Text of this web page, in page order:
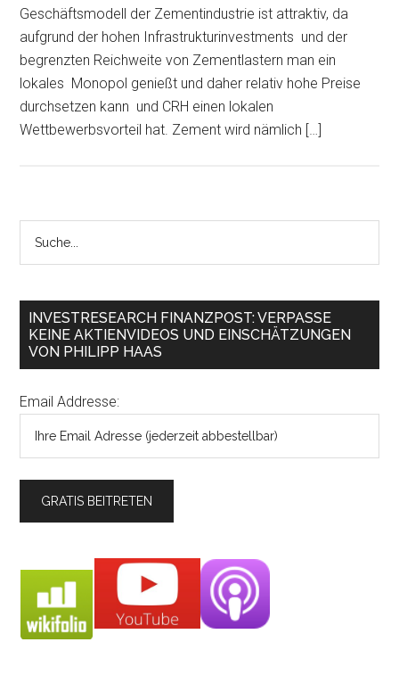
Geschäftsmodell der Zementindustrie ist attraktiv, da
aufgrund der hohen Infrastrukturinvestments und der
begrenzten Reichweite von Zementlastern man ein
lokales Monopol genießt und daher relativ hohe Preise
durchsetzen kann und CRH einen lokalen
Wettbewerbsvorteil hat. Zement wird nämlich […]
INVESTRESEARCH FINANZPOST: VERPASSE
KEINE AKTIENVIDEOS UND EINSCHÄTZUNGEN
VON PHILIPP HAAS
Email Addresse: